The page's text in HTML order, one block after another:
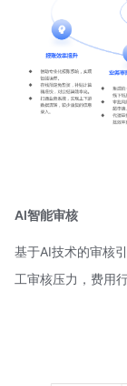
AI智能审核
基于AI技术的审核
工审核压力，费用